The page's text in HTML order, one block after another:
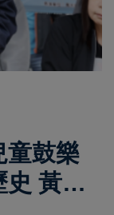
童鼓樂
黃偉